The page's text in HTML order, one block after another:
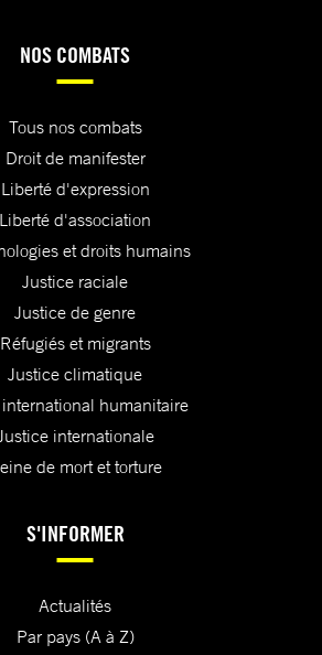
NOS COMBATS
Tous nos combats
Droit de manifester
Liberté d'expression
Liberté d'association
et droits humains
Justice raciale
Justice de genre
Réfugiés et migrants
Justice climatique
humanitaire
internationale
de mort et torture
S'INFORMER
Actualités
Par pays (A à Z)